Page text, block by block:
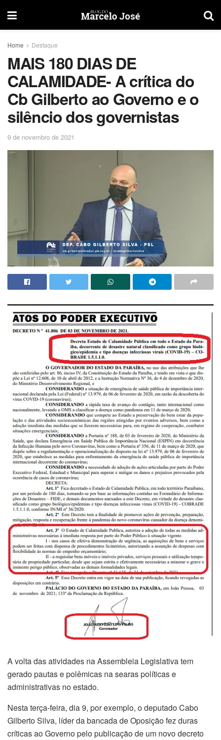
Home Destaque
MAIS 180 DIAS DE
CALAMIDADE- A crítica do
Cb Gilberto ao Governo e o
silêncio dos governistas
9 de novembro de 2021
A volta das atividades na Assembleia Legislativa tem
gerado pautas e polêmicas na searas políticas e
administrativas no estado.
Nesta terça-feira, dia 9, por exemplo, o deputado Cabo
Gilberto Silva, líder da bancada de Oposição fez duras
críticas ao Governo pelo publicação de um novo decreto